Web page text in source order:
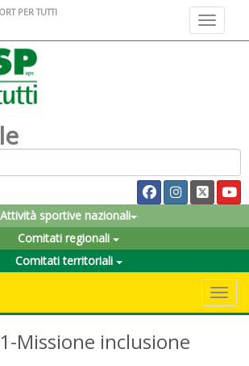
Toggle
PER TUTTI
Attività sportive nazionali
Comitati regionali
Comitati territoriali
Missione inclusione